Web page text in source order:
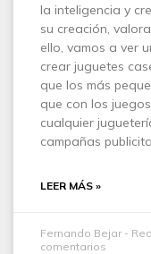
la inteligencia y
su creación,
ello, vamos a ver
crear juguetes
que los más
que con los
cualquier
campañas
LEER MÁS »
Fernando Bejar -
comentarios